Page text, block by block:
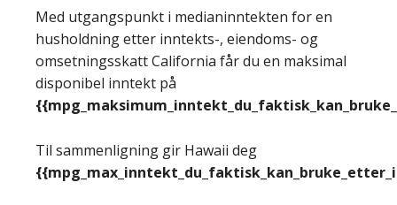
Med utgangspunkt i medianinntekten for en
husholdning etter inntekts-, eiendoms- og
omsetningsskatt California får du en maksimal
disponibel inntekt på
Til sammenligning gir Hawaii deg